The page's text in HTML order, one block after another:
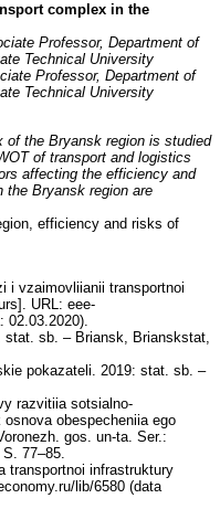
complex in the
Professor, Department of
Technical University
Professor, Department of
Technical University
of the Bryansk region is studied
of transport and logistics
affecting the efficiency and
Bryansk region are
efficiency and risks of
i vzaimovliianii transportnoi
URL: eee-
02.03.2020).
sb. – Briansk, Brianskstat,
pokazateli. 2019: stat. sb. –
razvitiia sotsialno-
obespecheniia ego
gos. un-ta. Ser.:
77–85.
transportnoi infrastruktury
lib/6580 (data